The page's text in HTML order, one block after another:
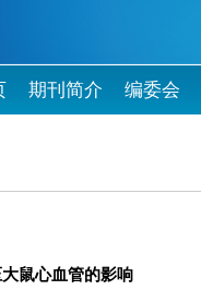
期刊简介 编委会
鼠心血管的影响